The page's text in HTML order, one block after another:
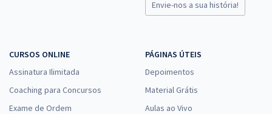
Envie-nos a sua história!
CURSOS ONLINE
Assinatura Ilimitada
Coaching para Concursos
Exame de Ordem
PÁGINAS ÚTEIS
Depoimentos
Material Grátis
Aulas ao Vivo